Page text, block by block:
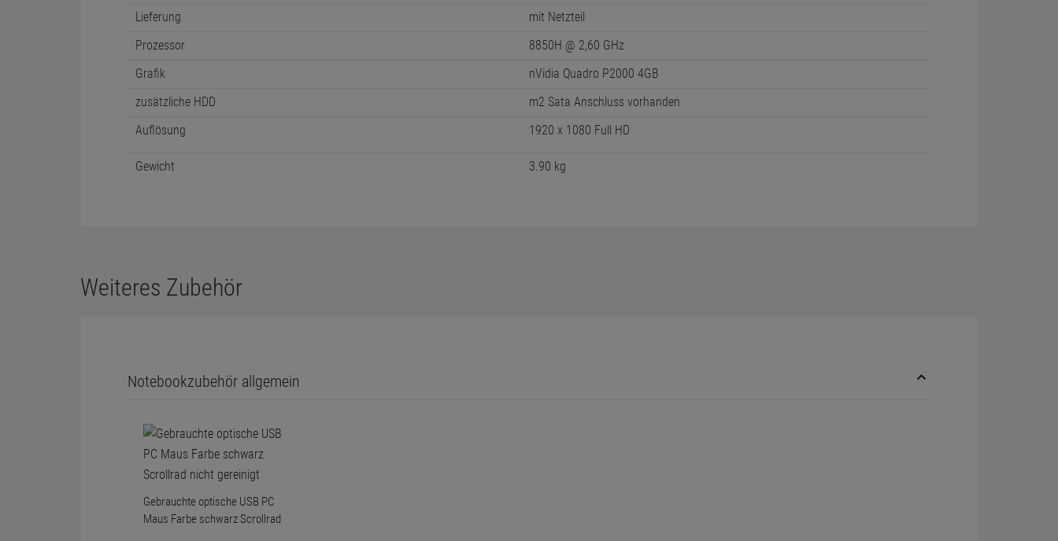
Lieferung
mit Netzteil
Prozessor
8850H @ 2,60 GHz
Grafik
nVidia Quadro P2000 4GB
zusätzliche HDD
m2 Sata Anschluss vorhanden
Auflösung
1920 x 1080 Full HD
Gewicht 3.90 kg
Weiteres Zubehör
Notebookzubehör allgemein
Gebrauchte optische USB PC
Maus Farbe schwarz Scrollrad